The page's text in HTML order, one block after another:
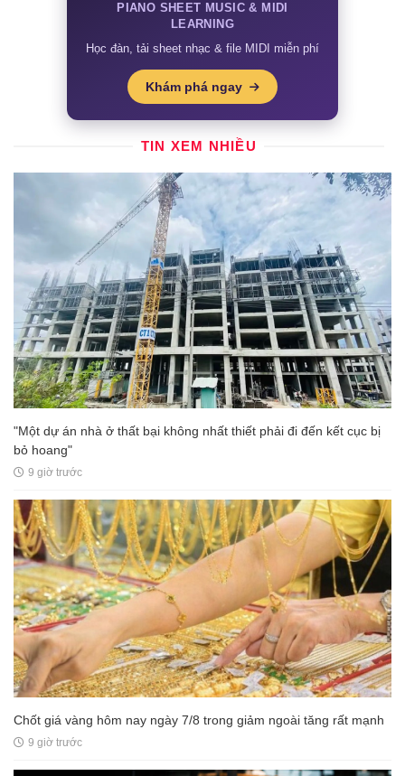
PIANO SHEET MUSIC & MIDI
LEARNING
Học đàn, tải sheet nhạc & file MIDI miễn phí
Khám phá ngay
TIN XEM NHIỀU
"Một dự án nhà ở thất bại không nhất thiết phải đi đến kết cục bị
bỏ hoang"
9 giờ trước
Chốt giá vàng hôm nay ngày 7/8 trong giảm ngoài tăng rất mạnh
9 giờ trước